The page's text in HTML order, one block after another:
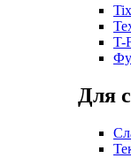
T-
Для